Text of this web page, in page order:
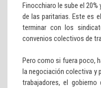
Finocchiaro le sube el
de las paritarias. Este es
terminar con los
convenios colectivos de
Pero como si fuera poco,
la negociación colectiva y
trabajadores, el